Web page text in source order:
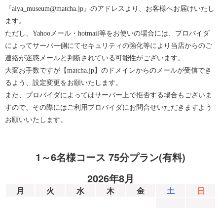
『aiya_museum@matcha.jp』のアドレスより、お客様へお届けいたし
ます。
ただし、Yahooメール・hotmail等をお使いの場合には、プロバイダ
によってサーバー側にてセキュリティの強化等により当店からのご
連絡が迷惑メールと判断されている可能性がございます。
大変お手数ですが【matcha.jp】のドメインからのメールが受信でき
るよう、設定変更をお願いたします。
また、プロバイダによってはサーバー上で拒否する場合もございま
すので、その際にはご利用プロバイダにお問合せいただきますよう
お願いいたします。
1～6名様コース 75分プラン(有料)
2026年8月
月 火 水 木 金 土 日